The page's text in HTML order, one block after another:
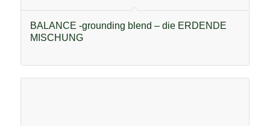
BALANCE -grounding blend – die ERDENDE
MISCHUNG